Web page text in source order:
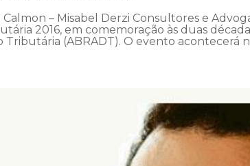
Calmon – Misabel Derzi Consultores e
2016, em comemoração às duas
Tributária (ABRADT). O evento acontecerá